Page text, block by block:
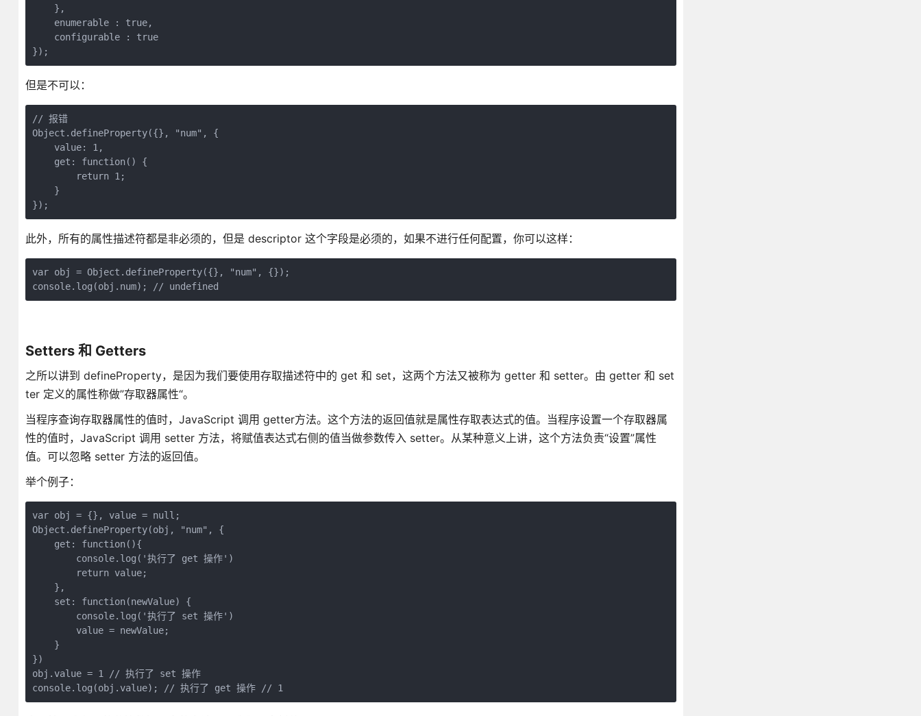
    },
    enumerable : true,
    configurable : true
});
但是不可以：
// 报错
Object.defineProperty({}, "num", {
    value: 1,
    get: function() {
        return 1;
    }
});
此外，所有的属性描述符都是非必须的，但是 descriptor 这个字段是必须的，如果不进行任何配置，你可以这样：
var obj = Object.defineProperty({}, "num", {});
console.log(obj.num); // undefined
Setters 和 Getters
之所以讲到 defineProperty，是因为我们要使用存取描述符中的 get 和 set，这两个方法又被称为 getter 和 setter。由 getter 和 set
ter 定义的属性称做”存取器属性“。
当程序查询存取器属性的值时，JavaScript 调用 getter方法。这个方法的返回值就是属性存取表达式的值。当程序设置一个存取器属
性的值时，JavaScript 调用 setter 方法，将赋值表达式右侧的值当做参数传入 setter。从某种意义上讲，这个方法负责“设置”属性
值。可以忽略 setter 方法的返回值。
举个例子：
var obj = {}, value = null;
Object.defineProperty(obj, "num", {
    get: function(){
        console.log('执行了 get 操作')
        return value;
    },
    set: function(newValue) {
        console.log('执行了 set 操作')
        value = newValue;
    }
})
obj.value = 1 // 执行了 set 操作
console.log(obj.value); // 执行了 get 操作 // 1